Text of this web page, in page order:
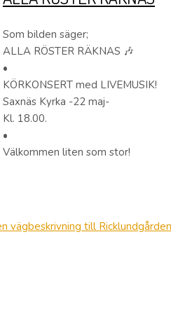
Som bilden säger;
ALLA RÖSTER RÄKNAS 🎶
•
KÖRKONSERT med LIVEMUSIK!
Saxnäs Kyrka -22 maj-
Kl. 18.00.
•
Välkommen liten som stor!